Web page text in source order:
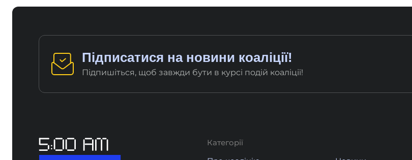
Підписатися на новини коаліції!
Підпишіться, щоб завжди бути в курсі подій коаліції!
Категорії